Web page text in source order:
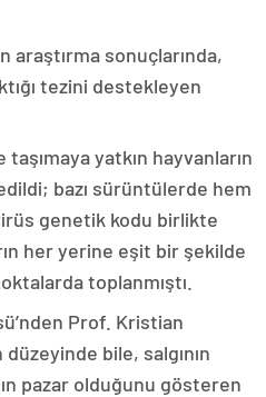
araştırma sonuçlarında,
tezini destekleyen
yatkın hayvanların
bazı sürüntülerde hem
genetik kodu birlikte
her yerine eşit bir şekilde
toplanmıştı.
Prof. Kristian
bile, salgının
pazar olduğunu gösteren